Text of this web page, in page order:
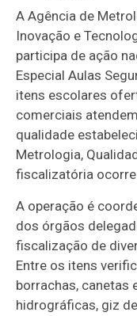
A Agência de
Inovação e
participa de ação
Especial Aulas
itens escolares
comerciais
qualidade
Metrologia,
fiscalizatória
A operação é
dos órgãos
fiscalização de
Entre os itens
borrachas, canetas
hidrográficas, giz